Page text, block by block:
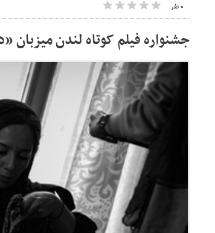
۰ نفر
جشنواره فیلم کوتاه لندن میزبان